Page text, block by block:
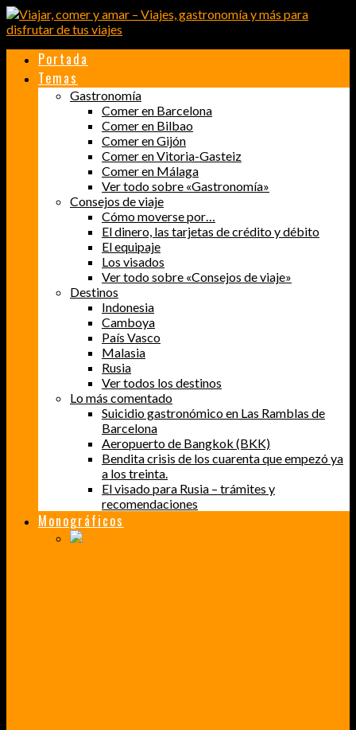
Portada
Temas
Gastronomía
Comer en Barcelona
Comer en Bilbao
Comer en Gijón
Comer en Vitoria-Gasteiz
Comer en Málaga
Ver todo sobre «Gastronomía»
Consejos de viaje
Cómo moverse por…
El dinero, las tarjetas de crédito y débito
El equipaje
Los visados
Ver todo sobre «Consejos de viaje»
Destinos
Indonesia
Camboya
País Vasco
Malasia
Rusia
Ver todos los destinos
Lo más comentado
Suicidio gastronómico en Las Ramblas de
Barcelona
Aeropuerto de Bangkok (BKK)
Bendita crisis de los cuarenta que empezó ya
a los treinta.
El visado para Rusia – trámites y
recomendaciones
Monográficos